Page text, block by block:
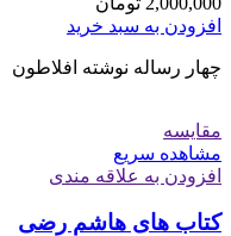
افزودن به سبد خرید
چهار رساله نوشته افلاطون
مقایسه
مشاهده سریع
افزودن به علاقه مندی
کتاب های هاشم رضی